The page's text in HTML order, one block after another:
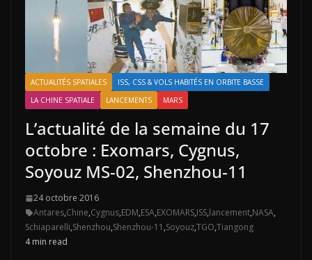
ACTUALITÉS SPATIALES
ISS, CSS & VOLS HABITÉS EN ORBITE BASSE
LA CHINE SPATIALE
LANCEMENTS MARS
L’actualité de la semaine du 17
octobre : Exomars, Cygnus,
Soyouz MS-02, Shenzhou-11
24 octobre 2016
Antares,Chine,Cygnus,EDM,ESA,EXOMARS,ISS,lancement,NASA,
Schiaparelli,Shenzhou,Shenzhou-11 ,Soyouz,TGO,Tiangong
4 min read